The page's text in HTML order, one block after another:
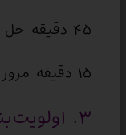
۴۵ دقیقه حل تمرین یا تست
۱۵ دقیقه مرور و بررسی سوالات
۳. اولویت‌بندی مباحث: